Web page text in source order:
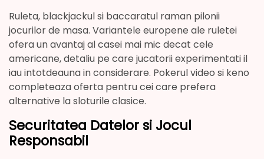
Ruleta, blackjackul si baccaratul raman pilonii
jocurilor de masa. Variantele europene ale ruletei
ofera un avantaj al casei mai mic decat cele
americane, detaliu pe care jucatorii experimentati il
iau intotdeauna in considerare. Pokerul video si keno
completeaza oferta pentru cei care prefera
alternative la sloturile clasice.
Securitatea Datelor si Jocul
Responsabil